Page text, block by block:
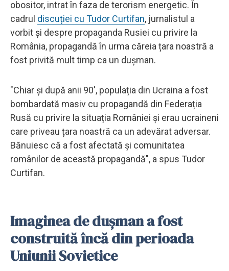
obositor, intrat în faza de terorism energetic. În
cadrul discuției cu Tudor Curtifan, jurnalistul a
vorbit și despre propaganda Rusiei cu privire la
România, propagandă în urma căreia țara noastră a
fost privită mult timp ca un dușman.
"Chiar și după anii 90', populația din Ucraina a fost
bombardată masiv cu propagandă din Federația
Rusă cu privire la situația României și erau ucraineni
care priveau țara noastră ca un adevărat adversar.
Bănuiesc că a fost afectată și comunitatea
românilor de această propagandă", a spus Tudor
Curtifan.
Imaginea de dușman a fost
construită încă din perioada
Uniunii Sovietice